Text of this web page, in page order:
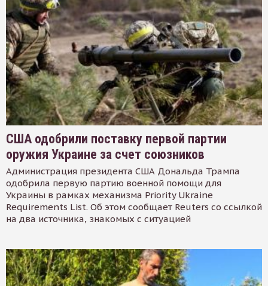
США одобрили поставку первой партии
оружия Украине за счет союзников
Администрация президента США Дональда Трампа
одобрила первую партию военной помощи для
Украины в рамках механизма Priority Ukraine
Requirements List. Об этом сообщает Reuters со ссылкой
на два источника, знакомых с ситуацией